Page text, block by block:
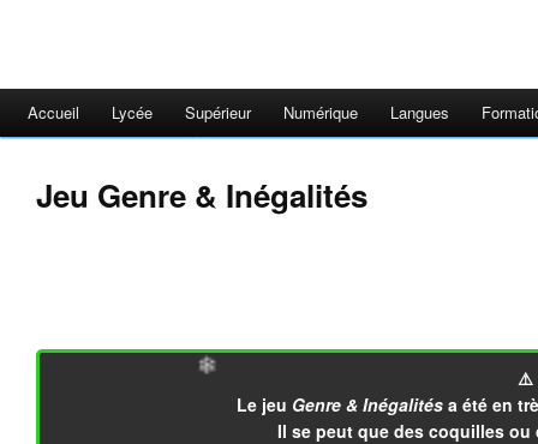
❄
Accueil Lycée Supérieur Numérique Langues
Jeu Genre & Inégalités
⚠️
Le jeu Genre & Inégalités a été en
Il se peut que des coquilles